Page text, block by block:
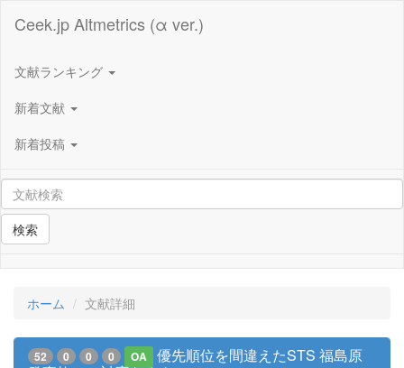
Ceek.jp Altmetrics (α ver.)
文献ランキング
新着文献
新着投稿
検索
ホーム 文献詳細
52 0 0 0 OA
優先順位を間違えたSTS 福島原